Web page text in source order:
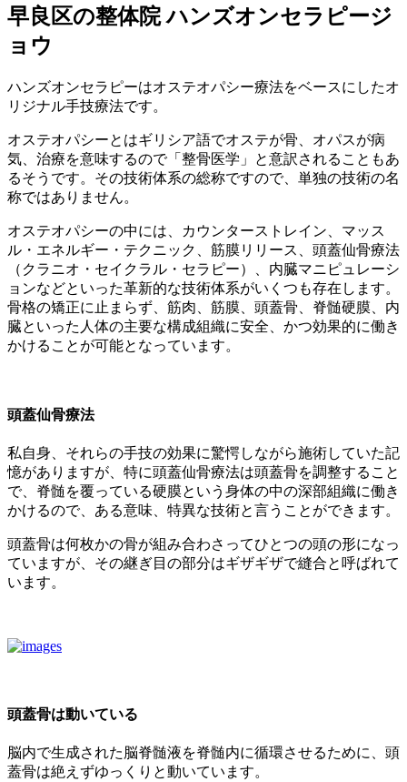
早良区の整体院 ハンズオンセラピージ
ョウ
ハンズオンセラピーはオステオパシー療法をベースにしたオ
リジナル手技療法です。
オステオパシーとはギリシア語でオステが骨、オパスが病
気、治療を意味するので「整骨医学」と意訳されることもあ
るそうです。その技術体系の総称ですので、単独の技術の名
称ではありません。
オステオパシーの中には、カウンターストレイン、マッス
ル・エネルギー・テクニック、筋膜リリース、頭蓋仙骨療法
（クラニオ・セイクラル・セラピー）、内臓マニピュレーシ
ョンなどといった革新的な技術体系がいくつも存在します。
骨格の矯正に止まらず、筋肉、筋膜、頭蓋骨、脊髄硬膜、内
臓といった人体の主要な構成組織に安全、かつ効果的に働き
かけることが可能となっています。
頭蓋仙骨療法
私自身、それらの手技の効果に驚愕しながら施術していた記
憶がありますが、特に頭蓋仙骨療法は頭蓋骨を調整すること
で、脊髄を覆っている硬膜という身体の中の深部組織に働き
かけるので、ある意味、特異な技術と言うことができます。
頭蓋骨は何枚かの骨が組み合わさってひとつの頭の形になっ
ていますが、その継ぎ目の部分はギザギザで縫合と呼ばれて
います。
頭蓋骨は動いている
脳内で生成された脳脊髄液を脊髄内に循環させるために、頭
蓋骨は絶えずゆっくりと動いています。